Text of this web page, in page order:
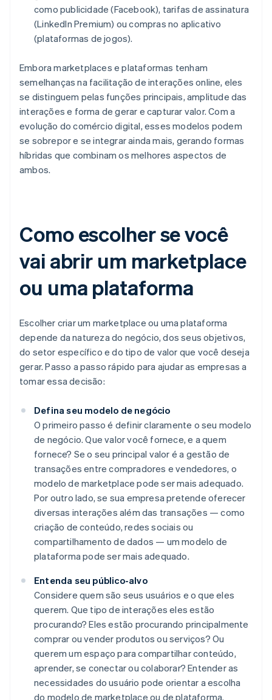
como publicidade (Facebook), tarifas de assinatura
(LinkedIn Premium) ou compras no aplicativo
(plataformas de jogos).
Embora marketplaces e plataformas tenham
semelhanças na facilitação de interações online, eles
se distinguem pelas funções principais, amplitude das
interações e forma de gerar e capturar valor. Com a
evolução do comércio digital, esses modelos podem
se sobrepor e se integrar ainda mais, gerando formas
híbridas que combinam os melhores aspectos de
ambos.
Como escolher se você
vai abrir um marketplace
ou uma plataforma
Escolher criar um marketplace ou uma plataforma
depende da natureza do negócio, dos seus objetivos,
do setor específico e do tipo de valor que você deseja
gerar. Passo a passo rápido para ajudar as empresas a
tomar essa decisão:
Defina seu modelo de negócio
O primeiro passo é definir claramente o seu modelo
de negócio. Que valor você fornece, e a quem
fornece? Se o seu principal valor é a gestão de
transações entre compradores e vendedores, o
modelo de marketplace pode ser mais adequado.
Por outro lado, se sua empresa pretende oferecer
diversas interações além das transações — como
criação de conteúdo, redes sociais ou
compartilhamento de dados — um modelo de
plataforma pode ser mais adequado.
Entenda seu público-alvo
Considere quem são seus usuários e o que eles
querem. Que tipo de interações eles estão
procurando? Eles estão procurando principalmente
comprar ou vender produtos ou serviços? Ou
querem um espaço para compartilhar conteúdo,
aprender, se conectar ou colaborar? Entender as
necessidades do usuário pode orientar a escolha
do modelo de marketplace ou de plataforma.